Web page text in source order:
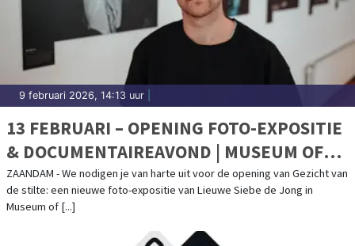
9 februari 2026, 14:13 uur
13 FEBRUARI – OPENING FOTO-EXPOSITIE
& DOCUMENTAIREAVOND | MUSEUM OF
HUMANITY
ZAANDAM - We nodigen je van harte uit voor de opening van Gezicht van
de stilte: een nieuwe foto-expositie van Lieuwe Siebe de Jong in
Museum of [...]